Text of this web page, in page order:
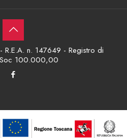
n. 147649 - Registro di
Soc 100.000,00